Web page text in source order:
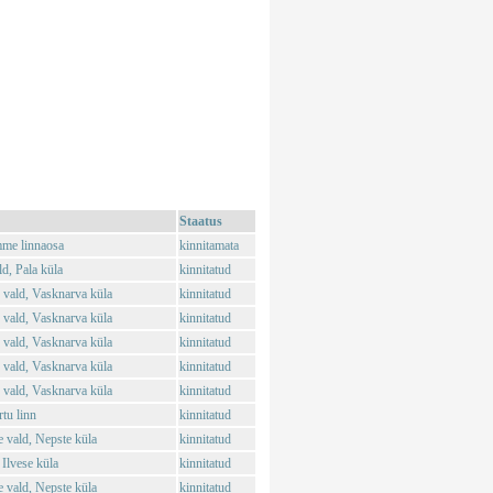
Staatus
linnaosa
kinnitamata
Pala küla
kinnitatud
Vasknarva küla
kinnitatud
Vasknarva küla
kinnitatud
Vasknarva küla
kinnitatud
Vasknarva küla
kinnitatud
Vasknarva küla
kinnitatud
linn
kinnitatud
vald, Nepste küla
kinnitatud
küla
kinnitatud
vald, Nepste küla
kinnitatud